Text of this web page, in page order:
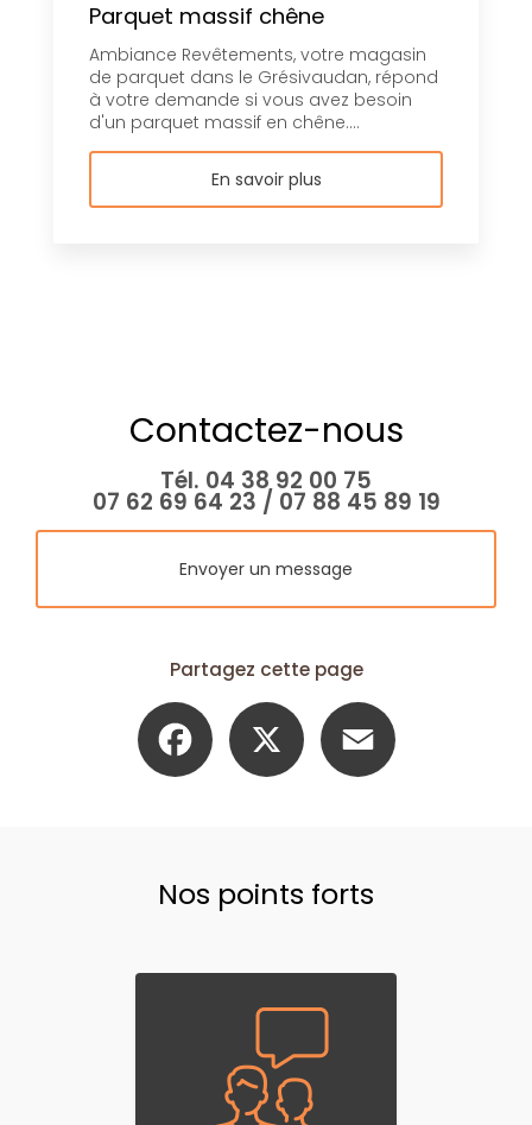
Parquet massif chêne
Ambiance Revêtements, votre magasin
de parquet dans le Grésivaudan, répond
à votre demande si vous avez besoin
d'un parquet massif en chêne....
En savoir plus
Contactez-nous
Tél. 04 38 92 00 75
07 62 69 64 23 / 07 88 45 89 19
Envoyer un message
Partagez cette page
Facebook
Nos points forts